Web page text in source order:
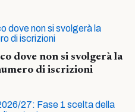
dove non si svolgerà la
di iscrizioni